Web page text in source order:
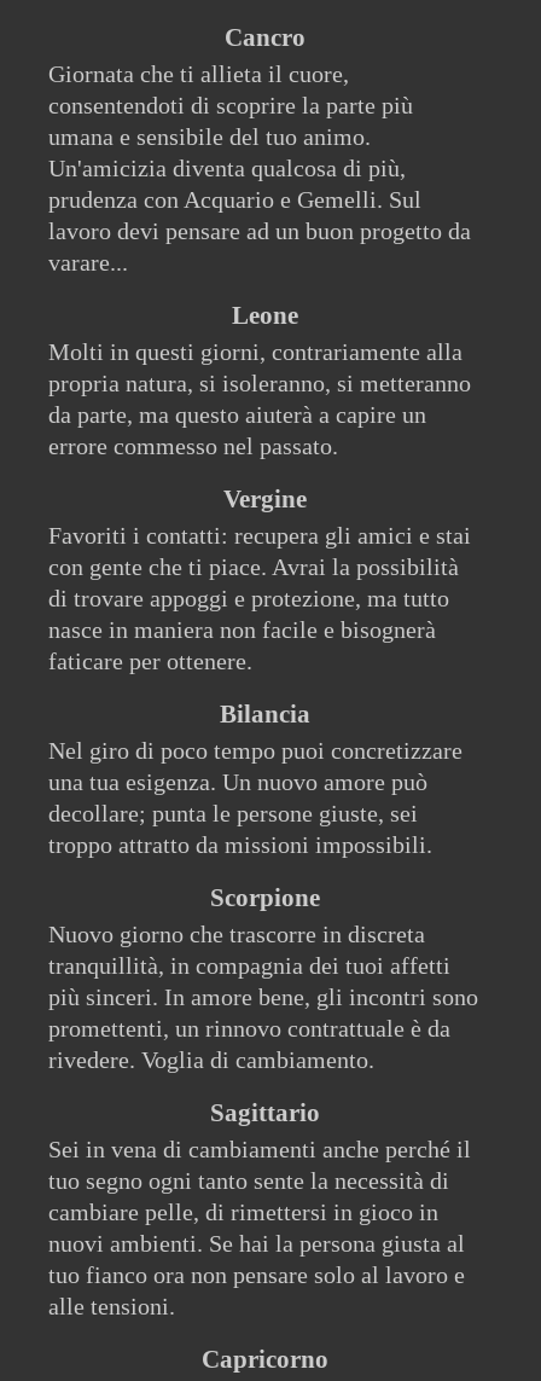
Cancro
Giornata che ti allieta il cuore,
consentendoti di scoprire la parte più
umana e sensibile del tuo animo.
Un'amicizia diventa qualcosa di più,
prudenza con Acquario e Gemelli. Sul
lavoro devi pensare ad un buon progetto da
varare...
Leone
Molti in questi giorni, contrariamente alla
propria natura, si isoleranno, si metteranno
da parte, ma questo aiuterà a capire un
errore commesso nel passato.
Vergine
Favoriti i contatti: recupera gli amici e stai
con gente che ti piace. Avrai la possibilità
di trovare appoggi e protezione, ma tutto
nasce in maniera non facile e bisognerà
faticare per ottenere.
Bilancia
Nel giro di poco tempo puoi concretizzare
una tua esigenza. Un nuovo amore può
decollare; punta le persone giuste, sei
troppo attratto da missioni impossibili.
Scorpione
Nuovo giorno che trascorre in discreta
tranquillità, in compagnia dei tuoi affetti
più sinceri. In amore bene, gli incontri sono
promettenti, un rinnovo contrattuale è da
rivedere. Voglia di cambiamento.
Sagittario
Sei in vena di cambiamenti anche perché il
tuo segno ogni tanto sente la necessità di
cambiare pelle, di rimettersi in gioco in
nuovi ambienti. Se hai la persona giusta al
tuo fianco ora non pensare solo al lavoro e
alle tensioni.
Capricorno